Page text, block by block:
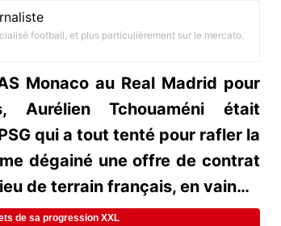
football, et plus particulièrement sur le mercato.
Monaco au Real Madrid pour
Aurélien Tchouaméni était
qui a tout tenté pour rafler la
dégainé une offre de contrat
de terrain français, en vain…